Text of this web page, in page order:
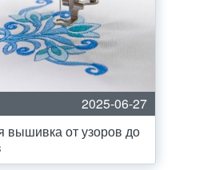
2025-06-27
от узоров до